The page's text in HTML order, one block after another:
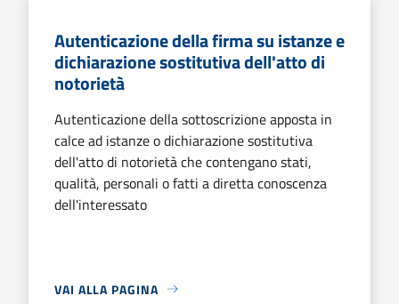
Autenticazione della firma su istanze e
dichiarazione sostitutiva dell'atto di
notorietà
Autenticazione della sottoscrizione apposta in
calce ad istanze o dichiarazione sostitutiva
dell'atto di notorietà che contengano stati,
qualità, personali o fatti a diretta conoscenza
dell'interessato
VAI ALLA PAGINA